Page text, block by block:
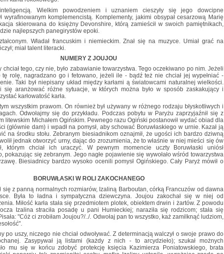
Wielkim powodzeniem i uznaniem cieszyły się jego dowcipne
wyrafinowanym komplemencistą. Komplementy, jakimi obsypał cesarzową Marię
skierowana do księżny Devonshire, którą zamieścił w swoich pamiętnikach,
najlepszych panegirystów epoki.
Władał francuskim i niemieckim. Znał się na muzyce. Umiał grać na
miał talent literacki.
NUMERY Z JOUJOU
chciał tego, czy nie, było zabawianie towarzystwa. Tego oczekiwano po nim. Jeżeli
tę rolę, nagradzano go i fetowano, jeżeli ile - bądź też nie chciał jej wypełniać -
Taki był niepisany układ między karłami ą światowcami naturalnej wielkości.
się aranżować różne sytuacje, w których można było w sposób zaskakujący i
karłowatość karła.
wszystkim prawom. On również był używany w różnego rodzaju błyskotliwych i
Odwołajmy się do przykładu. Podczas pobytu w Paryżu zaprzyjaźnił się z
litewskim Michałem Ogińskim. Pewnego razu Ogiński postanowił wydać obiad dla
(głównie dam) i wpadł na pomysł, aby schować Boruwłaskiego w urnie. Kazał ją
na środku stołu. Zebranym biesiadnikom oznajmił, że ugości ich bardzo dziwną
jednak otworzyć urny, dając do zrozumienia, że to właśnie w niej mieści się ów
którym chciał ich uraczyć. W pewnym momencie uczty Boruwłaski uniósł
pokazując się zebranym. Jego nagłe pojawienie się wywołało wśród towarzystwa
Biesiadnicy bardzo wysoko ocenili pomysł Ogińskiego. Cały Paryż mówił o
BORUWŁASKI W ROLI ZAKOCHANEGO
się z panną normalnych rozmiarów, Izaliną Barboutan, córką Francuzów od dawna
Była to ładna i sympatyczna dziewczyna. Joujou zakochał się w niej od
Miłość karła stała się przedmiotem plotek, obiektem drwin i żartów. Z powodu
Izalina straciła posadę u pani Humieckiej; naraziła się rodzicom; stała się
"Cóż ci zrobiłam Joujou?/../. Odwołaj pan to wszystko, każ zamilknąć ludziom,
po uszy, niczego nie chciał odwoływać. Z determinacją walczył o swoje prawo do
Zasypywał ją listami (każdy z nich - to arcydzieło); szukał możnych
mu się w końcu zdobyć protekcję księcia Kazimierza Poniatowskiego, brata